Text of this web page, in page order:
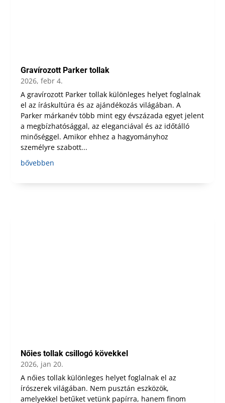
Gravírozott Parker tollak
2026, febr 4.
A gravírozott Parker tollak különleges helyet foglalnak
el az íráskultúra és az ajándékozás világában. A
Parker márkanév több mint egy évszázada egyet jelent
a megbízhatósággal, az eleganciával és az időtálló
minőséggel. Amikor ehhez a hagyományhoz
személyre szabott...
bővebben
Nőies tollak csillogó kövekkel
2026, jan 20.
A nőies tollak különleges helyet foglalnak el az
írószerek világában. Nem pusztán eszközök,
amelyekkel betűket vetünk papírra, hanem finom